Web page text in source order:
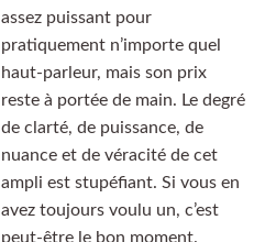
assez puissant pour
pratiquement n’importe quel
haut-parleur, mais son prix
reste à portée de main. Le degré
de clarté, de puissance, de
nuance et de véracité de cet
ampli est stupéfiant. Si vous en
avez toujours voulu un, c’est
peut-être le bon moment.